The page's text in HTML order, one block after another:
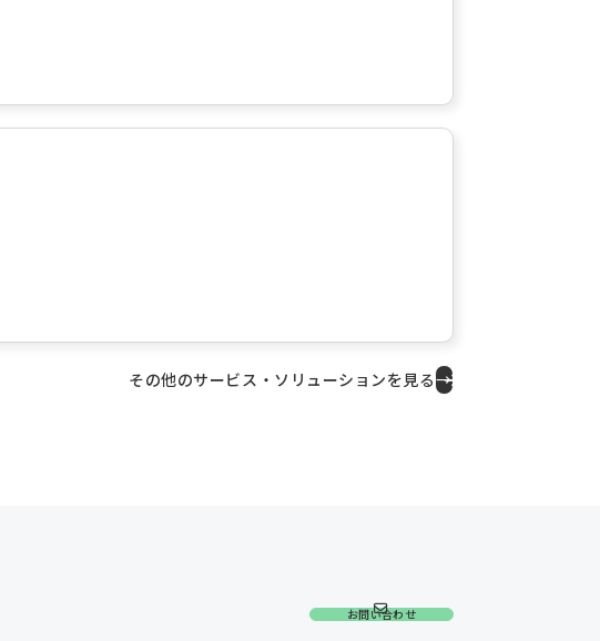
その他のサービス・ソリューションを見る→
お問い合わせ